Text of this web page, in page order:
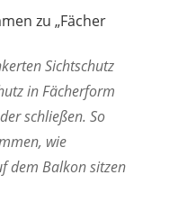
zu „Fächer
Sichtschutz
in Fächerform
schließen. So
wie
dem Balkon sitzen